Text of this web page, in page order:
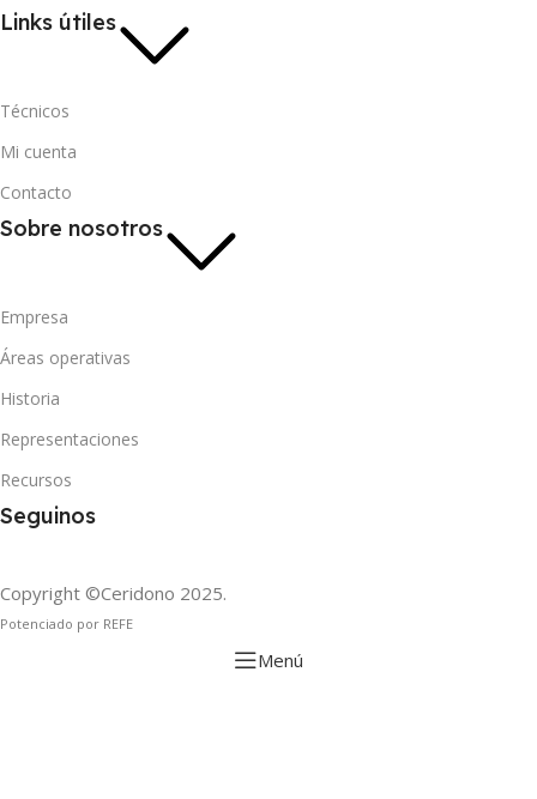
Links útiles
Técnicos
Mi cuenta
Contacto
Sobre nosotros
Empresa
Áreas operativas
Historia
Representaciones
Recursos
Seguinos
Copyright ©Ceridono 2025.
Potenciado por REFE
Menú